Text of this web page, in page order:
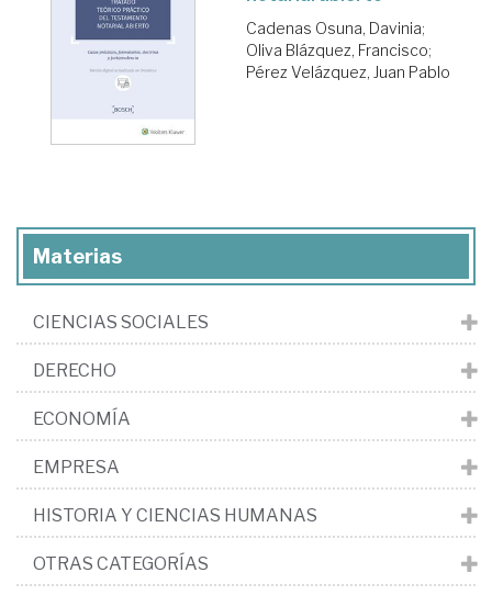
Cadenas Osuna, Davinia;
Oliva Blázquez, Francisco;
Pérez Velázquez, Juan Pablo
Materias
CIENCIAS SOCIALES
DERECHO
ECONOMÍA
EMPRESA
HISTORIA Y CIENCIAS HUMANAS
OTRAS CATEGORÍAS